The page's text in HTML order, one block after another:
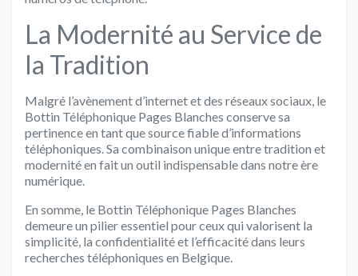
La Modernité au Service de
la Tradition
Malgré l’avènement d’internet et des réseaux sociaux, le
Bottin Téléphonique Pages Blanches conserve sa
pertinence en tant que source fiable d’informations
téléphoniques. Sa combinaison unique entre tradition et
modernité en fait un outil indispensable dans notre ère
numérique.
En somme, le Bottin Téléphonique Pages Blanches
demeure un pilier essentiel pour ceux qui valorisent la
simplicité, la confidentialité et l’efficacité dans leurs
recherches téléphoniques en Belgique.